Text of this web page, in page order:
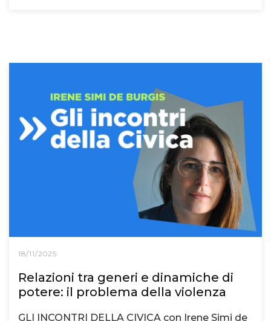
18/11/2025
Relazioni tra generi e dinamiche di
potere: il problema della violenza
GLI INCONTRI DELLA CIVICA con Irene Simi de